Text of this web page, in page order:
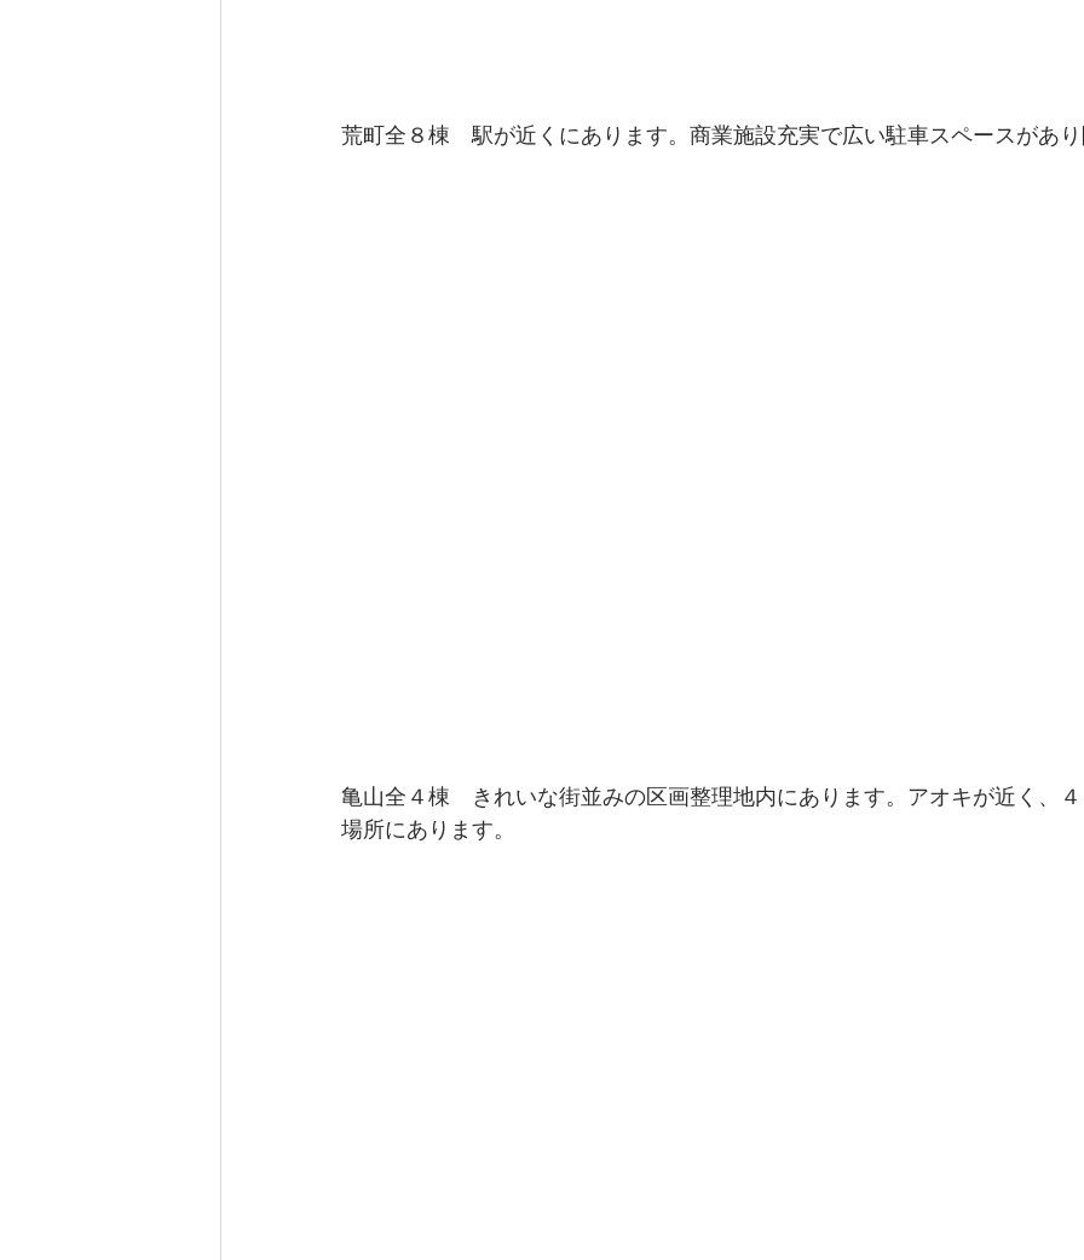
荒町全８棟　駅が近くにあります。商業施設充実で広い駐車スペースがあ
亀山全４棟　きれいな街並みの区画整理地内にあります。アオキが近く、
場所にあります。